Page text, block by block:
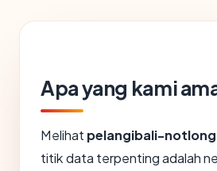
Apa yang kami
Melihat pelangibali-
titik data terpenting adalah